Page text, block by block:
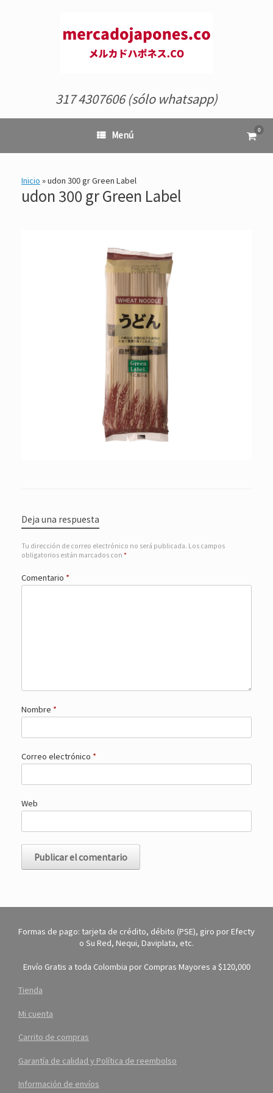
317 4307606 (sólo whatsapp)
Menú Ver
el
0
Inicio »udon 300 gr Green Label
udon 300 gr Green Label
Deja una respuesta
Tu dirección de correo electrónico no será publicada. Los campos
obligatorios están marcados con *
Comentario *
Nombre *
Correo electrónico *
Web
Formas de pago: tarjeta de crédito, débito (PSE), giro por Efecty
o Su Red, Nequi, Daviplata, etc.
Envío Gratis a toda Colombia por Compras Mayores a $120,000
Tienda
Mi cuenta
Carrito de compras
Garantía de calidad y Política de reembolso
Información de envíos